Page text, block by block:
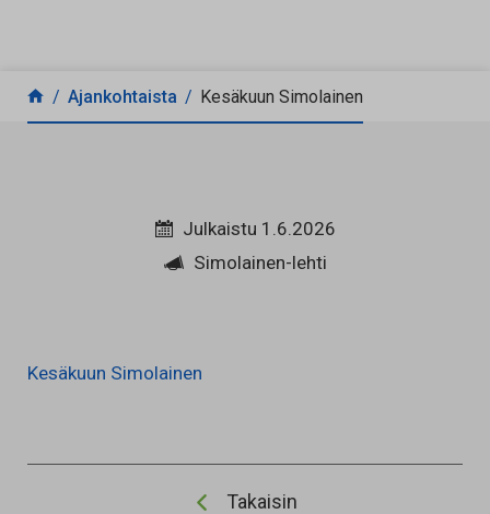
Siirry sisältöön
Ajankohtaista Kesäkuun Simolainen
Julkaistu 1.6.2026
Simolainen-lehti
Kesäkuun Simolainen
Takaisin